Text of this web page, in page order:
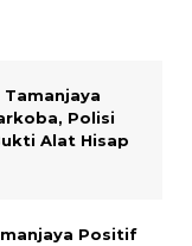
Tamanjaya
Polisi
Alat Hisap
Positif